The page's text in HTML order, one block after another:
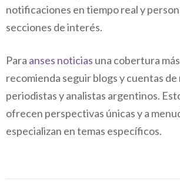
notificaciones en tiempo real y
secciones de interés.
Para anses noticias una cobertura
recomienda seguir blogs y cuentas de
periodistas y analistas argentinos.
ofrecen perspectivas únicas y a
especializan en temas específicos.